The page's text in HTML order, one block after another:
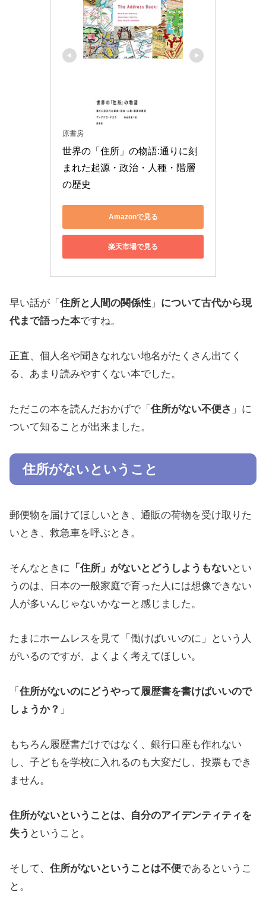
原書房
世界の「住所」の物語:通りに刻
まれた起源・政治・人種・階層
の歴史
Amazonで見る
楽天市場で見る
早い話が「 住所と人間の関係性 」 について古代から現
代まで語った本ですね。
正直、個人名や聞きなれない地名がたくさん出てく
る、あまり読みやすくない本でした。
ただこの本を読んだおかげで「 住所がない不便さ 」に
ついて知ることが出来ました。
住所がないということ
郵便物を届けてほしいとき、通販の荷物を受け取りた
いとき、救急車を呼ぶとき。
そんなときに 「住所」がないとどうしようもないとい
うのは、日本の一般家庭で育った人には想像できない
人が多いんじゃないかなーと感じました。
たまにホームレスを見て「働けばいいのに」という人
がいるのですが、よくよく考えてほしい。
「 住所がないのにどうやって履歴書を書けばいいので
しょうか？ 」
もちろん履歴書だけではなく、銀行口座も作れない
し、子どもを学校に入れるのも大変だし、投票もでき
ません。
住所がないということは、自分のアイデンティティを
失う ということ。
そして、 住所がないということは不便であるというこ
と。